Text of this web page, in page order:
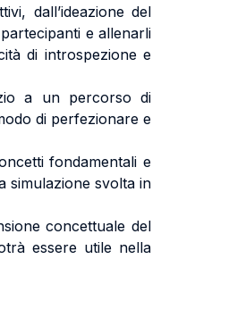
dall’ideazione del
e allenarli
di introspezione e
a un percorso di
di perfezionare e
fondamentali e
simulazione svolta in
concettuale del
essere utile nella